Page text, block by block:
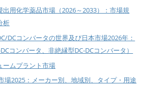
出用化学薬品市場（2026～2033）：市場規
析
DCコンバータの世界及び日本市場2026年：
コンバータ、非絶縁型DC-DCコンバータ）
ームプラント市場
場2025：メーカー別、地域別、タイプ・用途